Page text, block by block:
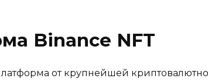
Binance NFT
от крупнейшей